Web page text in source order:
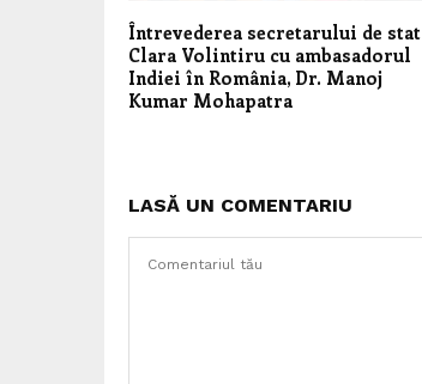
Întrevederea secretarului de stat
Clara Volintiru cu ambasadorul
Indiei în România, Dr. Manoj
Kumar Mohapatra
LASĂ UN COMENTARIU